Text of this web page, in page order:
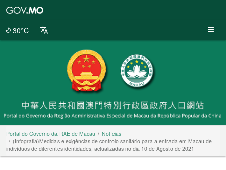
30°C
Portal do Governo da RAE de Macau
Notícias
(Infografia)Medidas e exigências de controlo sanitário para a entrada em Macau de
indivíduos de diferentes identidades, actualizadas no dia 10 de Agosto de 2021